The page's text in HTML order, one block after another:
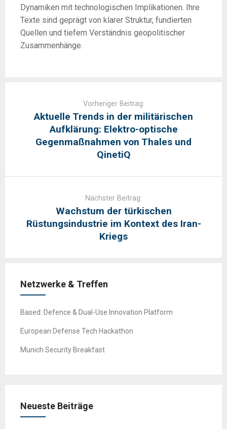
Dynamiken mit technologischen Implikationen. Ihre
Texte sind geprägt von klarer Struktur, fundierten
Quellen und tiefem Verständnis geopolitischer
Zusammenhänge.
Vorheriger Beitrag:
Aktuelle Trends in der militärischen
Aufklärung: Elektro-optische
Gegenmaßnahmen von Thales und
QinetiQ
Nächster Beitrag:
Wachstum der türkischen
Rüstungsindustrie im Kontext des Iran-
Kriegs
Netzwerke & Treffen
Based: Defence & Dual-Use Innovation Platform
European Defense Tech Hackathon
Munich Security Breakfast
Neueste Beiträge